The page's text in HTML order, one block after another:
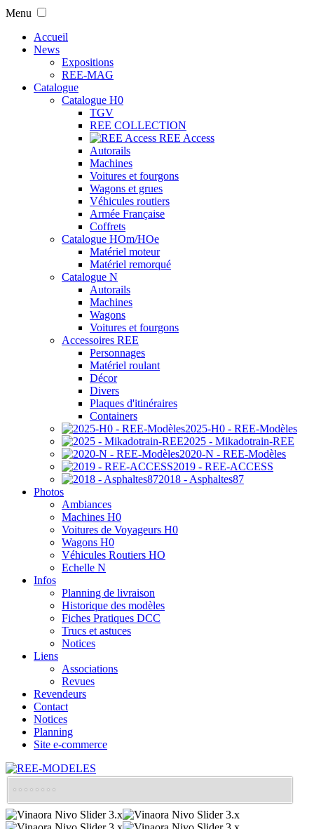
Menu
Accueil
News
Expositions
REE-MAG
Catalogue
Catalogue H0
TGV
REE COLLECTION
REE Access
Autorails
Machines
Voitures et fourgons
Wagons et grues
Véhicules routiers
Armée Française
Coffrets
Catalogue HOm/HOe
Matériel moteur
Matériel remorqué
Catalogue N
Autorails
Machines
Wagons
Voitures et fourgons
Accessoires REE
Personnages
Matériel roulant
Décor
Divers
Plaques d'itinéraires
Containers
2025-H0 - REE-Modèles
2025 - Mikadotrain-REE
2020-N - REE-Modèles
2019 - REE-ACCESS
2018 - Asphaltes87
Photos
Ambiances
Machines H0
Voitures de Voyageurs H0
Wagons H0
Véhicules Routiers HO
Echelle N
Infos
Planning de livraison
Historique des modèles
Fiches Pratiques DCC
Trucs et astuces
Notices
Liens
Associations
Revues
Revendeurs
Contact
Notices
Planning
Site e-commerce